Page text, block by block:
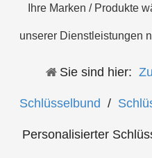
Ihre Marken / Produkte
unserer Dienstleistungen
Sie sind hier:
Schlüsselbund /
Personalisierter